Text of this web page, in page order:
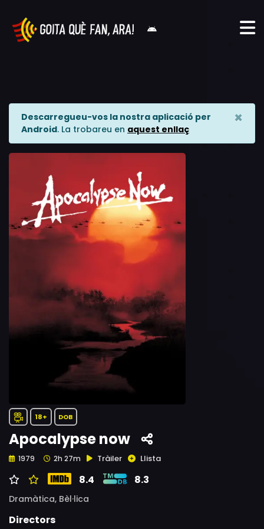
Descarregueu-vos la nostra aplicació per
Android. La trobareu en aquest enllaç
×
18+ DOB
Apocalypse now
1979 2h 27m Tràiler Llista
8.4 8.3
Dramàtica, Bèl·lica
Directors